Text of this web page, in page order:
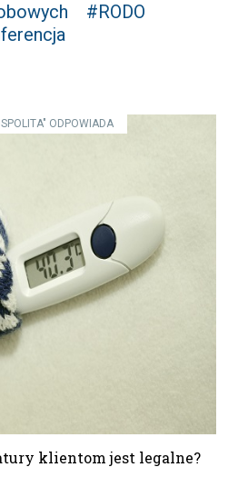
#RODO
ODPOWIADA
klientom jest legalne?